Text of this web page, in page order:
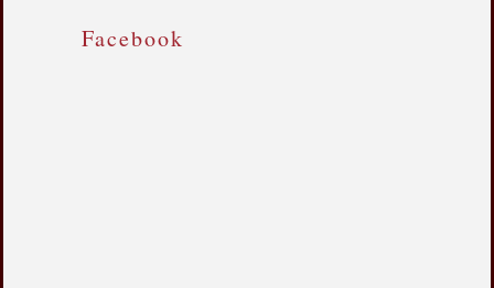
Facebook